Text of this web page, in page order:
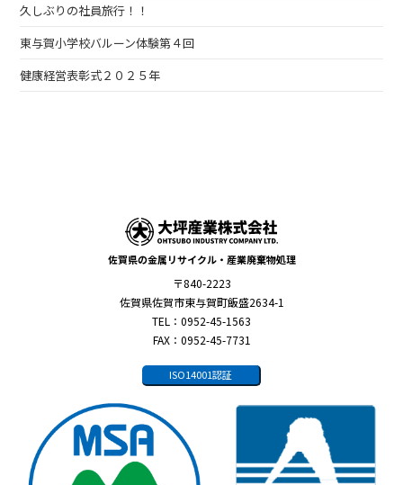
久しぶりの社員旅行！！
東与賀小学校バルーン体験第４回
健康経営表彰式２０２５年
佐賀県の金属リサイクル・産業廃棄物処理
〒840-2223
佐賀県佐賀市東与賀町飯盛2634-1
TEL：0952-45-1563
FAX：0952-45-7731
ISO14001認証